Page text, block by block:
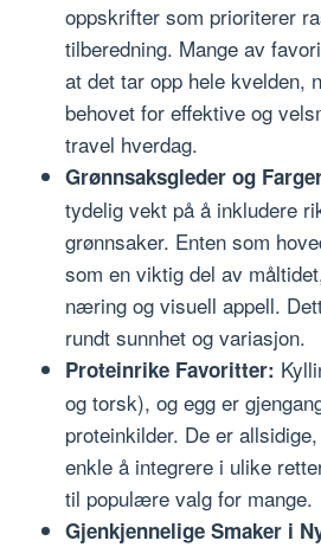
oppskrifter som prioriterer
tilberedning. Mange av
at det tar opp hele kvelden,
behovet for effektive og
travel hverdag.
Grønnsaksgleder og
tydelig vekt på å inkludere
grønnsaker. Enten som
som en viktig del av
næring og visuell appell.
rundt sunnhet og variasjon.
Proteinrike Favoritter:
og torsk), og egg er
proteinkilder. De er
enkle å integrere i ulike
til populære valg for mange.
Gjenkjennelige Smaker i